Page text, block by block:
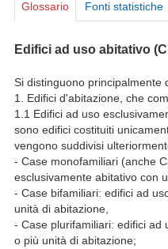
Glossario Fonti statistiche
Edifici ad uso abitativo
Si distinguono principalmente
1. Edifici d'abitazione, che
1.1 Edifici ad uso
sono edifici costituiti
vengono suddivisi
- Case monofamiliari (anche
esclusivamente abitativo con
- Case bifamiliari: edifici ad
unità di abitazione,
- Case plurifamiliari: edifici ad
o più unità di abitazione;